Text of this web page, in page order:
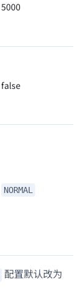
5000
false
NORMAL
配置默认改为